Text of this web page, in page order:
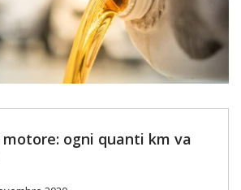
ogni quanti km va